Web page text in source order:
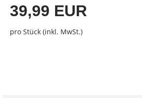
39,99 EUR
pro Stück (inkl. MwSt.)